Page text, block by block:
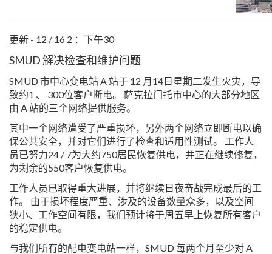
更新 - 12 / 16 2 ：下午30
SMUD 解决检查和维护问题
SMUD 市中心变电站 A 站于 12 月14日星期二发生火灾，导
致约1 、 300位客户断电。 萨克拉门托市中心的大部分地区
由 A 站的三个网络提供服务。
其中一个网络遭受了严重损坏，另外两个网络立即断电以确
保公共安全，并对它们进行了检查和适用性测试。 工作人
员已努力24 / 7为大约750居民恢复供电，并正在继续修复，
为剩余的550客户恢复供电。
工作人员已取得重大进展，并将继续日夜奋战完成最后的工
作。 由于损坏程度严重、涉及的设备数量众多，以及空间
狭小、工作空间有限，我们预计将于周五早上恢复所有客户
的稳定供电。
与我们所有的配电变电站一样，SMUD 每两个月至少对 A